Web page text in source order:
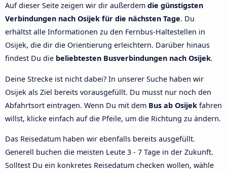
Auf dieser Seite zeigen wir dir außerdem die günstigsten
Verbindungen nach Osijek für die nächsten Tage. Du
erhältst alle Informationen zu den Fernbus-Haltestellen in
Osijek, die dir die Orientierung erleichtern. Darüber hinaus
findest Du die beliebtesten Busverbindungen nach Osijek.
Deine Strecke ist nicht dabei? In unserer Suche haben wir
Osijek als Ziel bereits vorausgefüllt. Du musst nur noch den
Abfahrtsort eintragen. Wenn Du mit dem Bus ab Osijek fahren
willst, klicke einfach auf die Pfeile, um die Richtung zu ändern.
Das Reisedatum haben wir ebenfalls bereits ausgefüllt.
Generell buchen die meisten Leute 3 - 7 Tage in der Zukunft.
Solltest Du ein konkretes Reisedatum checken wollen, wähle